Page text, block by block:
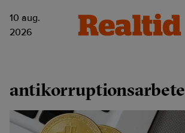
10 aug.
2026
antikorruptionsarbete